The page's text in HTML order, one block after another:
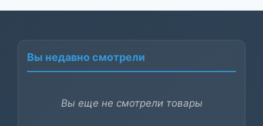
Вы недавно смотрели
Вы еще не смотрели товары